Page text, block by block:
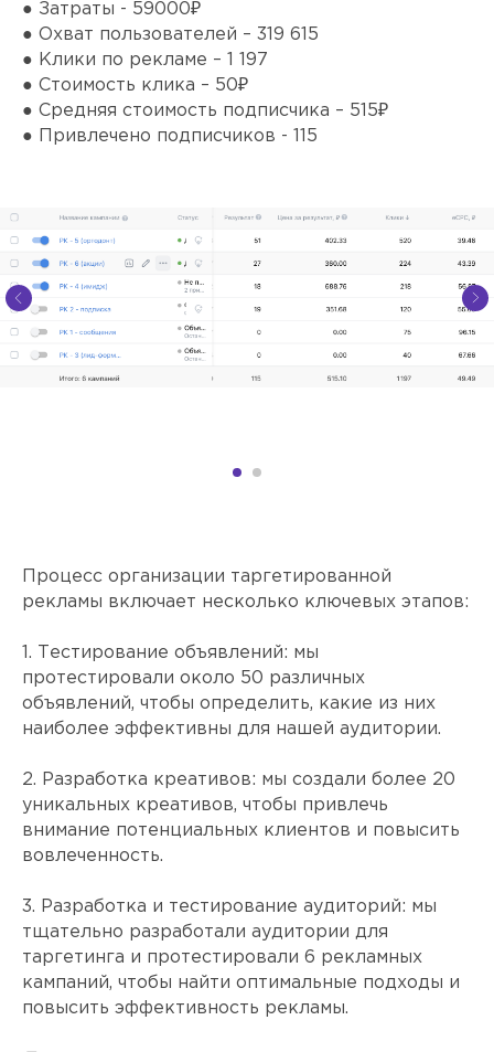
● Затраты - 59000₽
● Охват пользователей – 319 615
● Клики по рекламе – 1 197
● Стоимость клика – 50₽
● Средняя стоимость подписчика – 515₽
● Привлечено подписчиков - 115
Процесс организации таргетированной
рекламы включает несколько ключевых этапов:
1. Тестирование объявлений: мы
протестировали около 50 различных
объявлений, чтобы определить, какие из них
наиболее эффективны для нашей аудитории.
2. Разработка креативов: мы создали более 20
уникальных креативов, чтобы привлечь
внимание потенциальных клиентов и повысить
вовлеченность.
3. Разработка и тестирование аудиторий: мы
тщательно разработали аудитории для
таргетинга и протестировали 6 рекламных
кампаний, чтобы найти оптимальные подходы и
повысить эффективность рекламы.